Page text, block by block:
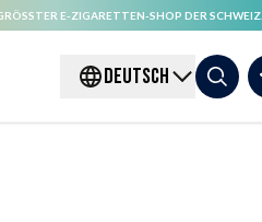
E-ZIGARETTEN-SHOP DER SCHWEIZ.
DEUTSCH